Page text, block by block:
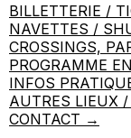
BILLETTERIE /
NAVETTES /
CROSSINGS,
PROGRAMME
INFOS
AUTRES LIEUX
CONTACT →